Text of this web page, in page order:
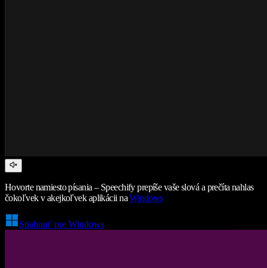
Hovorte namiesto písania – Speechify prepíše vaše slová a prečíta nahlas
čokoľvek v akejkoľvek aplikácii naWindows
Stiahnuť pre Windows